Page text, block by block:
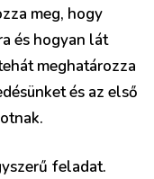
meg, hogy
és hogyan lát
meghatározza
és az első
feladat.